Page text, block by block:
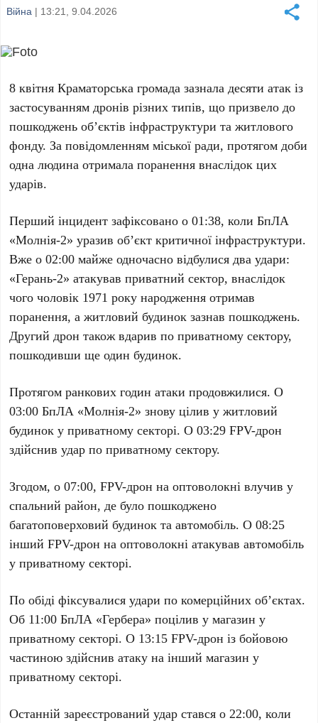
Війна | 13:21, 9.04.2026
8 квітня Краматорська громада зазналадесяти атак із
застосуванням дроніврізних типів, що призвело до
пошкоджень об’єктів інфраструктури та житлового
фонду. За повідомленням міської ради, протягом доби
одна людина отримала поранення внаслідок цих
ударів.
Перший інцидент зафіксовано о 01:38, коли БпЛА
«Молнія-2» уразив об’єкт критичної інфраструктури.
Вже о 02:00 майже одночасно відбулися два удари:
«Герань-2» атакував приватний сектор, внаслідок
чого чоловік 1971 року народження отримав
поранення, а житловий будинок зазнав пошкоджень.
Другий дрон також вдарив по приватному сектору,
пошкодивши ще один будинок.
Протягом ранкових годин атаки продовжилися. О
03:00 БпЛА «Молнія-2» знову цілив у житловий
будинок у приватному секторі. О 03:29 FPV-дрон
здійснив удар по приватному сектору.
Згодом, о 07:00, FPV-дрон на оптоволокні влучив у
спальний район, де було пошкоджено
багатоповерховий будинок та автомобіль. О 08:25
інший FPV-дрон на оптоволокні атакував автомобіль
у приватному секторі.
По обіді фіксувалися удари по комерційних об’єктах.
Об 11:00 БпЛА «Гербера» поцілив у магазин у
приватному секторі. О 13:15 FPV-дрон із бойовою
частиною здійснив атаку на інший магазин у
приватному секторі.
Останній зареєстрований удар стався о 22:00, коли